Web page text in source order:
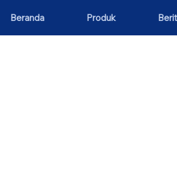
Beranda Produk